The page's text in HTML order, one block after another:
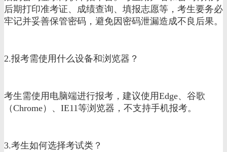
后期打印准考证、成绩查询、填报志愿等，考生要务必
牢记并妥善保管密码，避免因密码泄漏造成不良后果。
2.报考需使用什么设备和浏览器？
考生需使用电脑端进行报考，建议使用Edge、谷歌
（Chrome）、IE11等浏览器，不支持手机报考。
3.考生如何选择考试类？